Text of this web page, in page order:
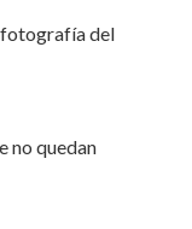
fotografía del
no quedan